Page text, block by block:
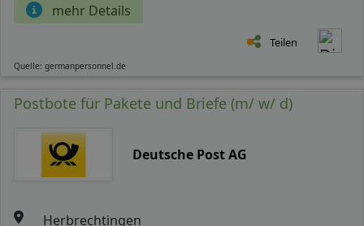
mehr Details
Teilen
Quelle: germanpersonnel.de
Postbote für Pakete und Briefe (m/ w/ d)
Deutsche Post AG
Herbrechtingen